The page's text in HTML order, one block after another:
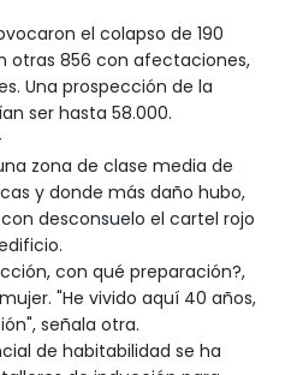
el colapso de 190
otras 856 con afectaciones,
Una prospección de la
ser hasta 58.000.
zona de clase media de
y donde más daño hubo,
desconsuelo el cartel rojo
con qué preparación?,
"He vivido aquí 40 años,
señala otra.
de habitabilidad se ha